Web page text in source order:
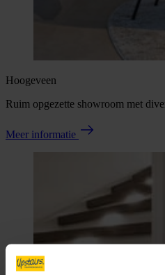
Hoogeveen
Ruim opgezette showroom met
Meer informatie